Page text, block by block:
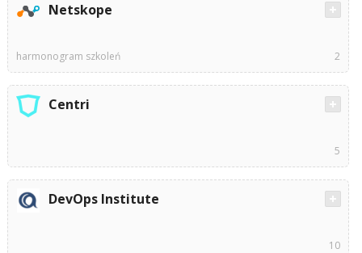
Netskope
harmonogram szkoleń 2
Centri
5
DevOps Institute
10